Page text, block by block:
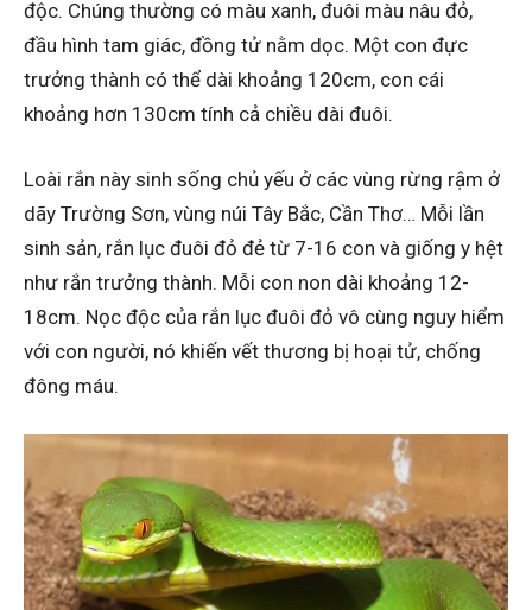
độc. Chúng thường có màu xanh, đuôi màu nâu đỏ,
đầu hình tam giác, đồng tử nằm dọc. Một con đực
trưởng thành có thể dài khoảng 120cm, con cái
khoảng hơn 130cm tính cả chiều dài đuôi.
Loài rắn này sinh sống chủ yếu ở các vùng rừng rậm ở
dãy Trường Sơn, vùng núi Tây Bắc, Cần Thơ… Mỗi lần
sinh sản, rắn lục đuôi đỏ đẻ từ 7-16 con và giống y hệt
như rắn trưởng thành. Mỗi con non dài khoảng 12-
18cm. Nọc độc của rắn lục đuôi đỏ vô cùng nguy hiểm
với con người, nó khiến vết thương bị hoại tử, chống
đông máu.